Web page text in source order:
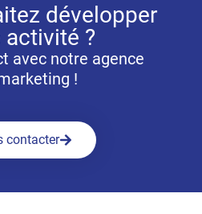
développer
activité ?
avec notre agence
!
contacter